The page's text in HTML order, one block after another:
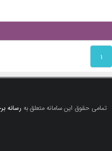
۱
تمامی حقوق این سامانه متعلق به رسانه